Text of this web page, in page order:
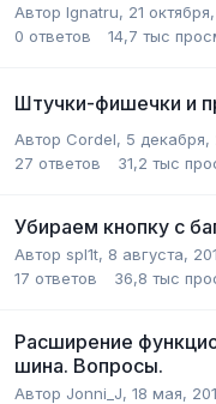
Автор Ignatru, 21
0 ответов 14,7 тыс
Штучки-фишечки и
Автор Cordel, 5 декабря,
27 ответов 31,2 тыс
Убираем кнопку с
Автор spl1t, 8 августа,
17 ответов 36,8 тыс
Расширение
шина. Вопросы.
Автор Jonni_J, 18 мая,